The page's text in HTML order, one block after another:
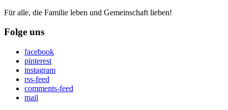
Für alle, die Familie leben und Gemeinschaft lieben!
Folge uns
facebook
pinterest
instagram
rss-feed
comments-feed
mail